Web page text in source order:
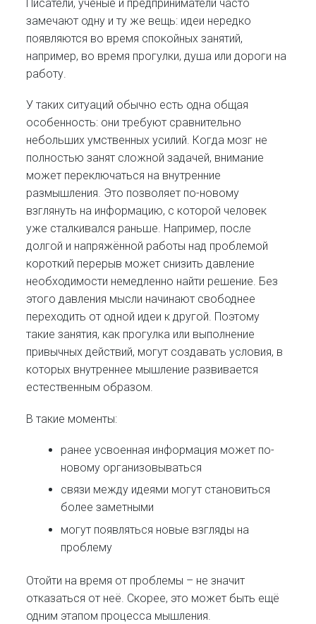
Писатели, учёные и предприниматели часто
замечают одну и ту же вещь: идеи нередко
появляются во время спокойных занятий,
например, во время прогулки, душа или дороги на
работу.
У таких ситуаций обычно есть одна общая
особенность: они требуют сравнительно
небольших умственных усилий. Когда мозг не
полностью занят сложной задачей, внимание
может переключаться на внутренние
размышления. Это позволяет по-новому
взглянуть на информацию, с которой человек
уже сталкивался раньше. Например, после
долгой и напряжённой работы над проблемой
короткий перерыв может снизить давление
необходимости немедленно найти решение. Без
этого давления мысли начинают свободнее
переходить от одной идеи к другой. Поэтому
такие занятия, как прогулка или выполнение
привычных действий, могут создавать условия, в
которых внутреннее мышление развивается
естественным образом.
В такие моменты:
ранее усвоенная информация может по-
новому организовываться
связи между идеями могут становиться
более заметными
могут появляться новые взгляды на
проблему
Отойти на время от проблемы – не значит
отказаться от неё. Скорее, это может быть ещё
одним этапом процесса мышления.